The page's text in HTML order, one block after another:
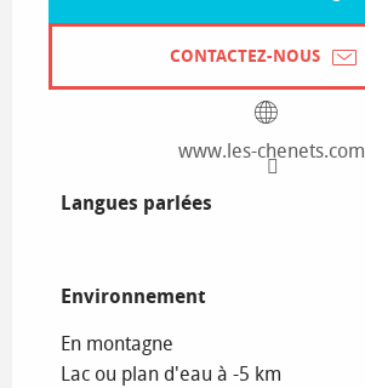
CONTACTEZ-NOUS
www.les-chenets.com
Langues parlées
Langues parlées
Environnement
Environnement
En montagne
Lac ou plan d'eau à -5 km